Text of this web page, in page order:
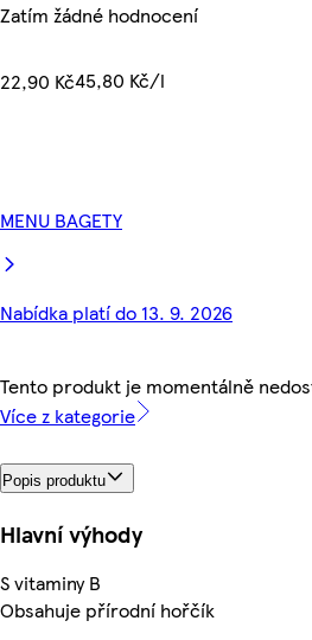
Zatím žádné hodnocení
22,90 Kč45,80 Kč/l
MENU BAGETY
Nabídka platí do 13. 9. 2026
Tento produkt je momentálně
Více z kategorie
Popis produktu
Hlavní výhody
S vitaminy B
Obsahuje přírodní hořčík